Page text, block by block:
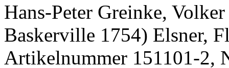
Hans-Peter Greinke,
Baskerville 1754) Elsner,
Artikelnummer 151101-2,